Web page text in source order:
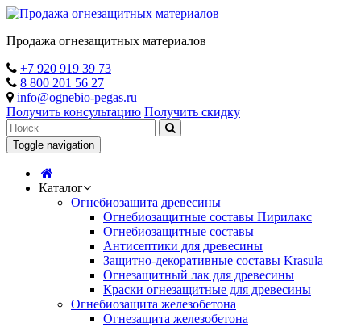
Продажа огнезащитных материалов
+7 920 919 39 73
8 800 201 56 27
info@ognebio-pegas.ru
Получить консультацию Получить скидку
Toggle navigation
Каталог
Огнебиозащита древесины
Огнебиозащитные составы Пирилакс
Огнебиозащитные составы
Антисептики для древесины
Защитно-декоративные составы Krasula
Огнезащитный лак для древесины
Краски огнезащитные для древесины
Огнебиозащита железобетона
Огнезащита железобетона